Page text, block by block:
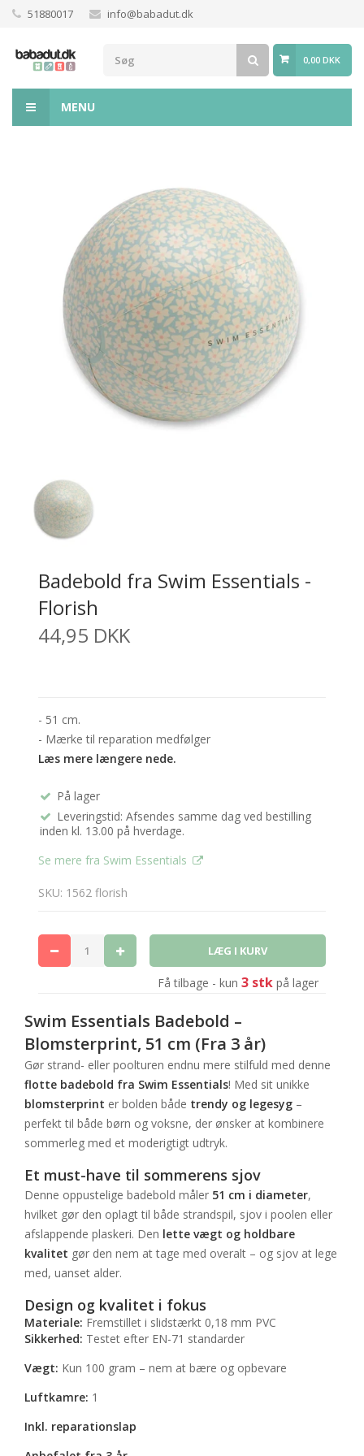
51880017 info@babadut.dk
0,00 DKK
MENU
Badebold fra Swim Essentials -
Florish
44,95 DKK
- 51 cm.
- Mærke til reparation medfølger
Læs mere længere nede.
På lager
Leveringstid: Afsendes samme dag ved bestilling
inden kl. 13.00 på hverdage.
Se mere fra Swim Essentials
SKU: 1562 florish
Få tilbage - kun 3 stkpå lager
Swim Essentials Badebold –
Blomsterprint, 51 cm (Fra 3 år)
Gør strand- eller poolturen endnu mere stilfuld med denne
flotte badebold fra Swim Essentials! Med sit unikke
blomsterprint er bolden både trendy og legesyg –
perfekt til både børn og voksne, der ønsker at kombinere
sommerleg med et moderigtigt udtryk.
Et must-have til sommerens sjov
Denne oppustelige badebold måler 51 cm i diameter,
hvilket gør den oplagt til både strandspil, sjov i poolen eller
afslappende plaskeri. Den lette vægt og holdbare
kvalitet gør den nem at tage med overalt – og sjov at lege
med, uanset alder.
Design og kvalitet i fokus
Materiale: Fremstillet i slidstærkt 0,18 mm PVC
Sikkerhed: Testet efter EN-71 standarder
Vægt: Kun 100 gram – nem at bære og opbevare
Luftkamre: 1
Inkl. reparationslap